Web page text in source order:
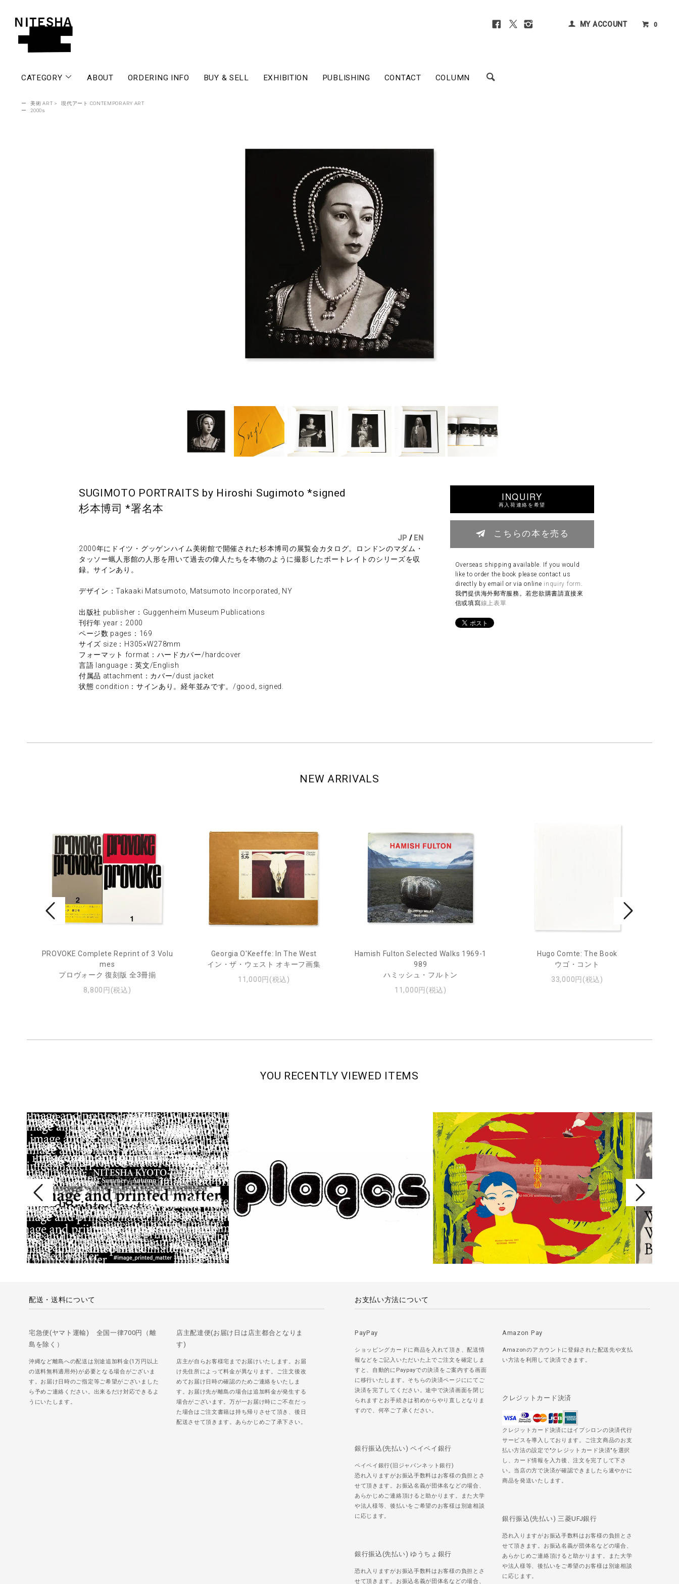
MY ACCOUNT 0
CATEGORY ABOUT ORDERING INFO BUY & SELL EXHIBITION PUBLISHING CONTACT COLUMN
ー 美術 ART >
現代アート CONTEMPORARY ART
ー
2000s
SUGIMOTO PORTRAITS by Hiroshi Sugimoto *signed
杉本博司 *署名本
JP / EN
2000年にドイツ・グッゲンハイム美術館で開催された杉本博司の展覧会カタログ。ロンドンのマダム・
タッソー蝋人形館の人形を用いて過去の偉人たちを本物のように撮影したポートレイトのシリーズを収
録。サインあり。
デザイン：Takaaki Matsumoto, Matsumoto Incorporated, NY
出版社 publisher：Guggenheim Museum Publications
刊行年 year：2000
ページ数 pages：169
サイズ size：H305×W278mm
フォーマット format：ハードカバー/hardcover
言語 language：英文/English
付属品 attachment：カバー/dust jacket
状態 condition：サインあり。経年並みです。/good, signed.
INQUIRY
再入荷連絡を希望
こちらの本を売る
Overseas shipping available. If you would
like to order the book please contact us
directly by email or via online inquiry form .
我們提供海外郵寄服務。若您欲購書請直接來
信或填寫線上表單
NEW ARRIVALS
PROVOKE Complete Reprint of 3 Volu
mes
プロヴォーク 復刻版 全3冊揃
8,800円(税込)
Georgia O'Keeffe: In The West
イン・ザ・ウェスト オキーフ画集
11,000円(税込)
Hamish Fulton Selected Walks 1969-1
989
ハミッシュ・フルトン
11,000円(税込)
Hugo Comte: The Book
ウゴ・コント
33,000円(税込)
YOU RECENTLY VIEWED ITEMS
配送・送料について
宅急便(ヤマト運輸) 全国一律700円（離
島を除く）
沖縄など離島への配送は別途追加料金(1万円以上
の送料無料適用外)が必要となる場合がございま
す。お届け日時のご指定等ご希望がございました
ら予めご連絡ください。出来るだけ対応できるよ
うにいたします。
店主配達便(お届け日は店主都合となりま
す)
店主が自らお客様宅までお届けいたします。お届
け先住所によって料金が異なります。ご注文後改
めてお届け日時の確認のためご連絡をいたしま
す。お届け先が離島の場合は追加料金が発生する
場合がございます。万が一お届け時にご不在だっ
た場合はご注文書籍は持ち帰りさせて頂き、後日
配送させて頂きます。あらかじめご了承下さい。
お支払い方法について
PayPay
ショッピングカードに商品を入れて頂き、配送情
報などをご記入いただいた上でご注文を確定しま
すと、自動的にPaypayでの決済をご案内する画面
に移行いたします。そちらの決済ページににてご
決済を完了してください。途中で決済画面を閉じ
られますとお手続きは初めからやり直しとなりま
すので、何卒ご了承ください。
Amazon Pay
Amazonのアカウントに登録された配送先や支払
い方法を利用して決済できます。
クレジットカード決済
クレジットカード決済にはイプシロンの決済代行
サービスを導入しております。ご注文商品のお支
払い方法の設定で"クレジットカード決済"を選択
し、カード情報を入力後、注文を完了して下さ
い。当店の方で決済が確認できましたら速やかに
商品を発送いたします。
銀行振込(先払い) ペイペイ銀行
ペイペイ銀行(旧ジャパンネット銀行)
恐れ入りますがお振込手数料はお客様の負担とさ
せて頂きます。お振込名義が団体名などの場合、
あらかじめご連絡頂けると助かります。また大学
や法人様等、後払いをご希望のお客様は別途相談
に応じます。
銀行振込(先払い) 三菱UFJ銀行
恐れ入りますがお振込手数料はお客様の負担とさ
せて頂きます。お振込名義が団体名などの場合、
あらかじめご連絡頂けると助かります。また大学
や法人様等、後払いをご希望のお客様は別途相談
に応じます。
銀行振込(先払い) ゆうちょ銀行
恐れ入りますがお振込手数料はお客様の負担とさ
せて頂きます。お振込名義が団体名などの場合、